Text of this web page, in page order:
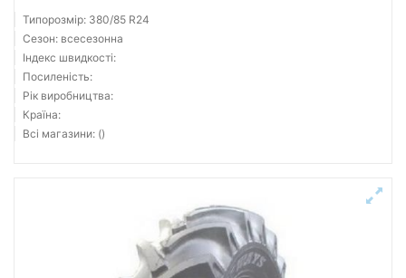
Типорозмір: 380/85 R24
Сезон: всесезонна
Індекс швидкості:
Посиленість:
Рік виробництва:
Країна:
Всі магазини: ()